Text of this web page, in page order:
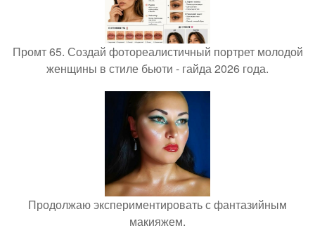
Промт 65. Создай фотореалистичный портрет молодой
женщины в стиле бьюти - гайда 2026 года.
Продолжаю экспериментировать с фантазийным
макияжем.